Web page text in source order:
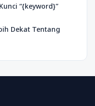
“{keyword}”
Dekat Tentang